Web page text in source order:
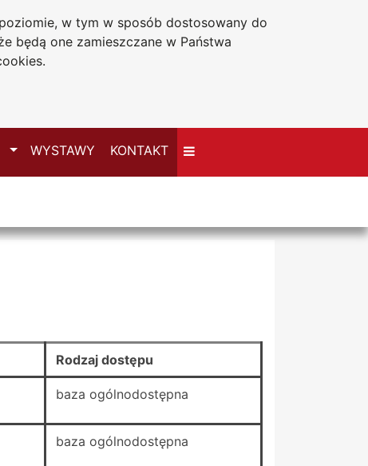
w tym w sposób dostosowany do
będą one zamieszczane w Państwa
Deklaracja dostępności
Przełącz
WYSTAWY KONTAKT
Rodzaj dostępu
baza ogólnodostępna
baza ogólnodostępna